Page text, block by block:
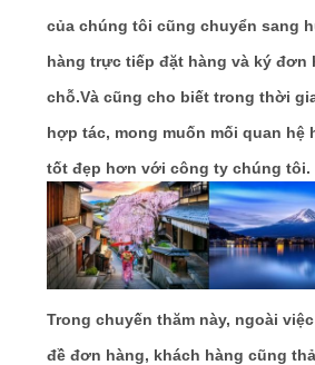
TRANG
WEB
PRIVACY
POLICY
của chúng tôi cũng chuyển sang
hàng trực tiếp đặt hàng và ký đơn
chỗ.Và cũng cho biết trong thời
hợp tác, mong muốn mối quan hệ
tốt đẹp hơn với công ty chúng tôi.
Trong chuyến thăm này, ngoài
đề đơn hàng, khách hàng cũng